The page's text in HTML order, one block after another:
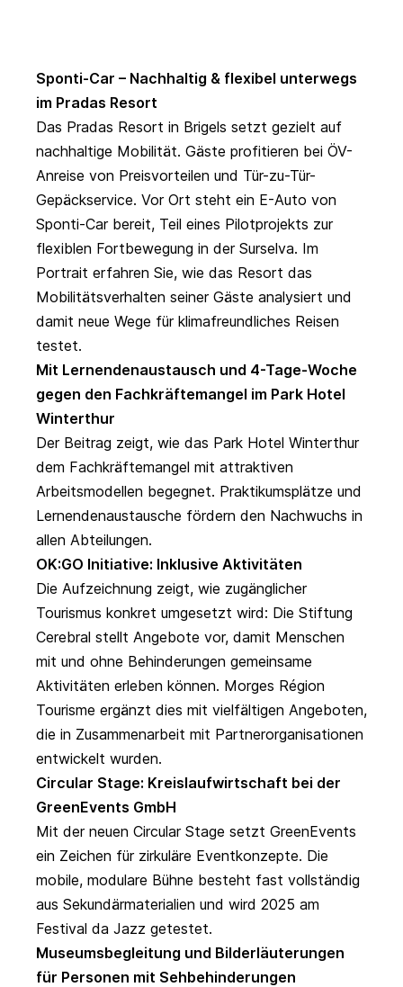
Sponti-Car – Nachhaltig & flexibel unterwegs
im Pradas Resort
Das Pradas Resort in Brigels setzt gezielt auf
nachhaltige Mobilität. Gäste profitieren bei ÖV-
Anreise von Preisvorteilen und Tür-zu-Tür-
Gepäckservice. Vor Ort steht ein E-Auto von
Sponti-Car bereit, Teil eines Pilotprojekts zur
flexiblen Fortbewegung in der Surselva. Im
Portrait erfahren Sie, wie das Resort das
Mobilitätsverhalten seiner Gäste analysiert und
damit neue Wege für klimafreundliches Reisen
testet.
Mit Lernendenaustausch und 4-Tage-Woche
gegen den Fachkräftemangel im Park Hotel
Winterthur
Der Beitrag zeigt, wie das Park Hotel Winterthur
dem Fachkräftemangel mit attraktiven
Arbeitsmodellen begegnet. Praktikumsplätze und
Lernendenaustausche fördern den Nachwuchs in
allen Abteilungen.
OK:GO Initiative: Inklusive Aktivitäten
Die Aufzeichnung zeigt, wie zugänglicher
Tourismus konkret umgesetzt wird: Die Stiftung
Cerebral stellt Angebote vor, damit Menschen
mit und ohne Behinderungen gemeinsame
Aktivitäten erleben können. Morges Région
Tourisme ergänzt dies mit vielfältigen Angeboten,
die in Zusammenarbeit mit Partnerorganisationen
entwickelt wurden.
Circular Stage: Kreislaufwirtschaft bei der
GreenEvents GmbH
Mit der neuen Circular Stage setzt GreenEvents
ein Zeichen für zirkuläre Eventkonzepte. Die
mobile, modulare Bühne besteht fast vollständig
aus Sekundärmaterialien und wird 2025 am
Festival da Jazz getestet.
Museumsbegleitung und Bilderläuterungen
für Personen mit Sehbehinderungen